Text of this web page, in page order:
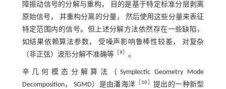
障振动信号的分解与重构， 目的是基于特定标准分层剥离
原始信号， 并重构分离的分量， 然后使用这些分量来表征
特定范围内的信号。但上述分解方法依然存在一些缺陷，
如结果依赖算法参数， 受噪声影响鲁棒性较差， 对复杂
（非正弦）波形分解不准确等［ 9］ 。
辛几何模态分解算法（Symplectic Geometry Mode
Decomposition， SGMD）是由潘海洋
10
提出的一种新型